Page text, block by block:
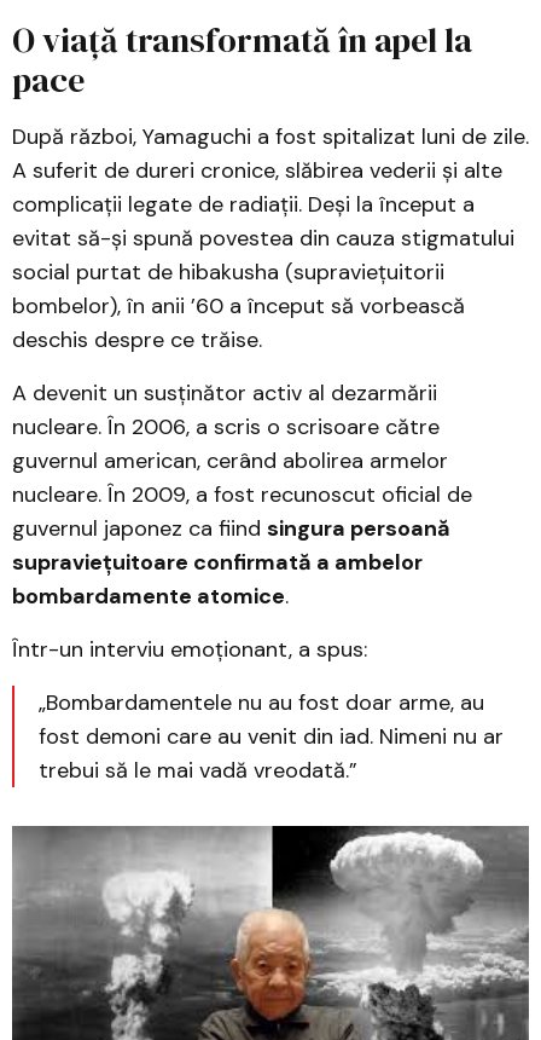
O viață transformată în apel la
pace
După război, Yamaguchi a fost spitalizat luni de zile.
A suferit de dureri cronice, slăbirea vederii și alte
complicații legate de radiații. Deși la început a
evitat să-și spună povestea din cauza stigmatului
social purtat de hibakusha (supraviețuitorii
bombelor), în anii ’60 a început să vorbească
deschis despre ce trăise.
A devenit un susținător activ al dezarmării
nucleare. În 2006, a scris o scrisoare către
guvernul american, cerând abolirea armelor
nucleare. În 2009, a fost recunoscut oficial de
guvernul japonez ca fiind singura persoană
supraviețuitoare confirmată a ambelor
bombardamente atomice.
Într-un interviu emoționant, a spus:
„Bombardamentele nu au fost doar arme, au
fost demoni care au venit din iad. Nimeni nu ar
trebui să le mai vadă vreodată.”